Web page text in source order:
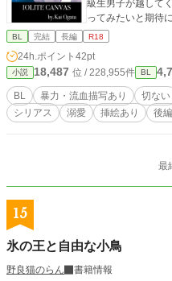
級生男子が越して
ってみたいと期待
白なまるで美少女
生は、赤、オレンジ…………黄色
「俺は、黒でも、
と………」 目立たなくていいんだ、道端の雑草みたいに。
「じゃあーーー」 速生は、絵の具を手に取ったーーーー。
【溺愛ワンコ攻め×美形ツン
るエピソードタ
す。↓ https://
試のシーン等、実
比較して矛盾が生
BL 完結 長編 R18
24h.ポイント 42pt
小説 18,487 位 / 228,955件 BL
BL 暴力・流血描写あり 切ない
シリアス
溺愛 挿絵あり 後
最
15
氷の王と自由な小鳥
野良猫のらん
書籍情報